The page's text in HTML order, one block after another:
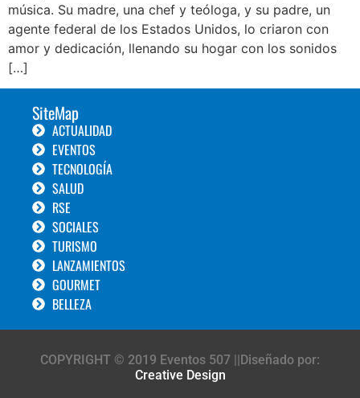
música. Su madre, una chef y teóloga, y su padre, un
agente federal de los Estados Unidos, lo criaron con
amor y dedicación, llenando su hogar con los sonidos
[…]
SiteMap
ACTUALIDAD
EVENTOS
TECNOLOGÍA
SALUD
RSE
SOCIALES
TURISMO
LANZAMIENTOS
GOURMET
BELLEZA
COPYRIGHT © 2019 Eventos 507 ||Diseñado por:
Creative Design